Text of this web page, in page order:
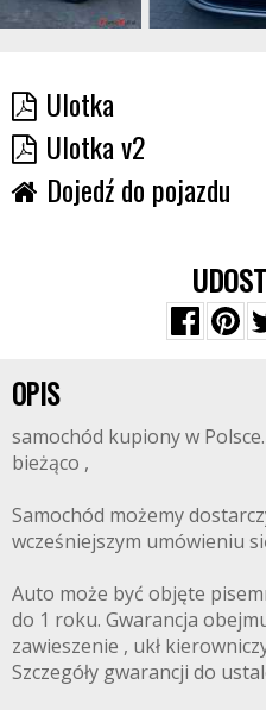
Ulotka
Ulotka v2
Dojedź do pojazdu
OPIS
samochód kupiony w
bieżąco ,
Samochód możemy
wcześniejszym umówieniu
Auto może być objęte
do 1 roku. Gwarancja
zawieszenie , ukł
Szczegóły gwarancji do